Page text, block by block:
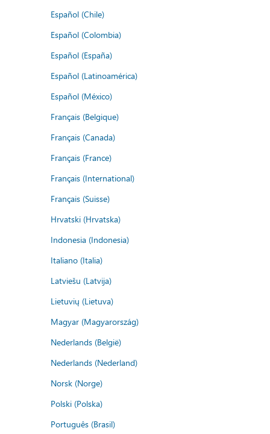
Español (Chile)
Español (Colombia)
Español (España)
Español (Latinoamérica)
Español (México)
Français (Belgique)
Français (Canada)
Français (France)
Français (International)
Français (Suisse)
Hrvatski (Hrvatska)
Indonesia (Indonesia)
Italiano (Italia)
Latviešu (Latvija)
Lietuvių (Lietuva)
Magyar (Magyarország)
Nederlands (België)
Nederlands (Nederland)
Norsk (Norge)
Polski (Polska)
Português (Brasil)